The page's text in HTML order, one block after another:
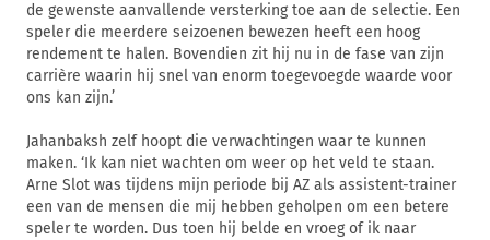
de gewenste aanvallende versterking toe aan de selectie. Een
speler die meerdere seizoenen bewezen heeft een hoog
rendement te halen. Bovendien zit hij nu in de fase van zijn
carrière waarin hij snel van enorm toegevoegde waarde voor
ons kan zijn.’
Jahanbaksh zelf hoopt die verwachtingen waar te kunnen
maken. ‘Ik kan niet wachten om weer op het veld te staan.
Arne Slot was tijdens mijn periode bij AZ als assistent-trainer
een van de mensen die mij hebben geholpen om een betere
speler te worden. Dus toen hij belde en vroeg of ik naar